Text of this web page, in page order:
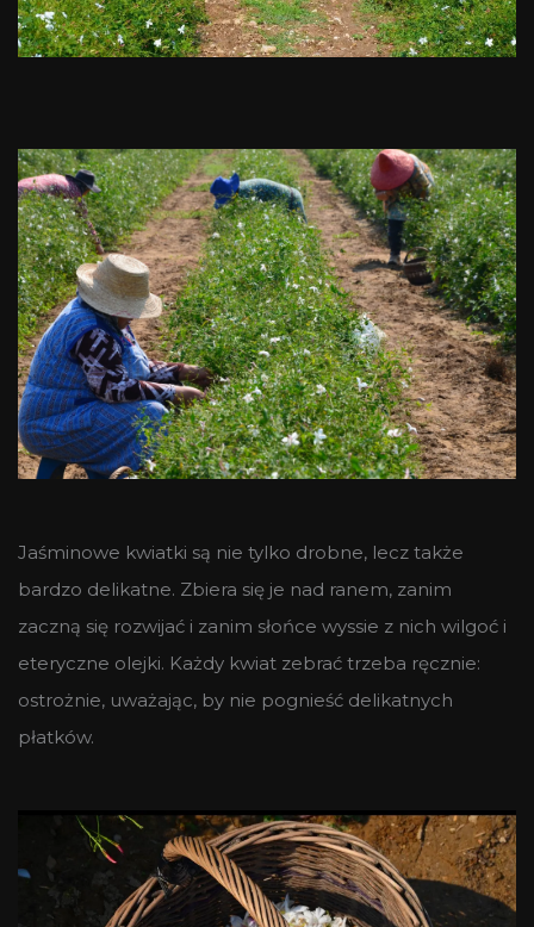
Jaśminowe kwiatki są nie tylko drobne, lecz także
bardzo delikatne. Zbiera się je nad ranem, zanim
zaczną się rozwijać i zanim słońce wyssie z nich wilgoć i
eteryczne olejki. Każdy kwiat zebrać trzeba ręcznie:
ostrożnie, uważając, by nie pognieść delikatnych
płatków.